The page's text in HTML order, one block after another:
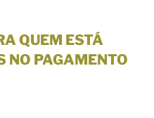
QUEM ESTÁ
NO PAGAMENTO